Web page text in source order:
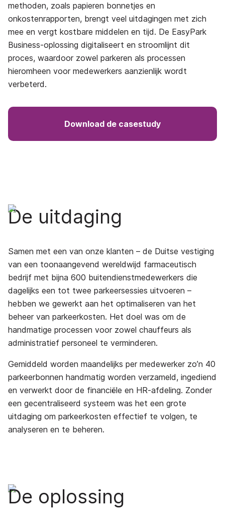
methoden, zoals papieren bonnetjes en
onkostenrapporten, brengt veel uitdagingen met zich
mee en vergt kostbare middelen en tijd. De EasyPark
Business-oplossing digitaliseert en stroomlijnt dit
proces, waardoor zowel parkeren als processen
hieromheen voor medewerkers aanzienlijk wordt
verbeterd.
Download de casestudy
De uitdaging
Samen met een van onze klanten – de Duitse vestiging
van een toonaangevend wereldwijd farmaceutisch
bedrijf met bijna 600 buitendienstmedewerkers die
dagelijks een tot twee parkeersessies uitvoeren –
hebben we gewerkt aan het optimaliseren van het
beheer van parkeerkosten. Het doel was om de
handmatige processen voor zowel chauffeurs als
administratief personeel te verminderen.
Gemiddeld worden maandelijks per medewerker zo’n 40
parkeerbonnen handmatig worden verzameld, ingediend
en verwerkt door de financiële en HR-afdeling. Zonder
een gecentraliseerd systeem was het een grote
uitdaging om parkeerkosten effectief te volgen, te
analyseren en te beheren.
De oplossing